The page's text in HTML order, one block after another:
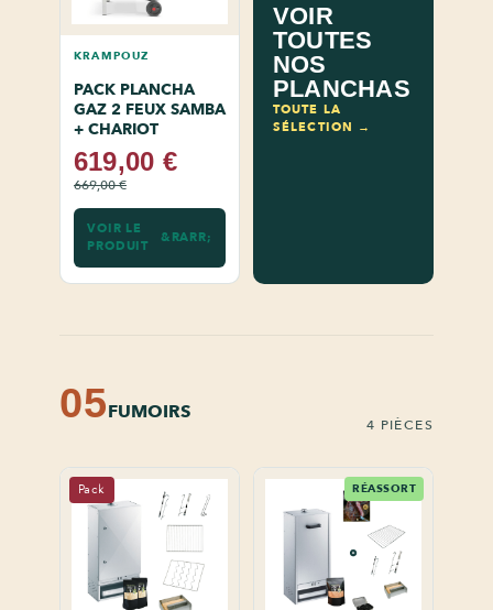
KRAMPOUZ
PACK PLANCHA
GAZ 2 FEUX SAMBA
+ CHARIOT
619,00 €
669,00 €
VOIR LE
PRODUIT
VOIR
TOUTES
NOS
PLANCHAS
TOUTE LA
SÉLECTION →
05FUMOIRS
4 PIÈCES
Pack RÉASSORT